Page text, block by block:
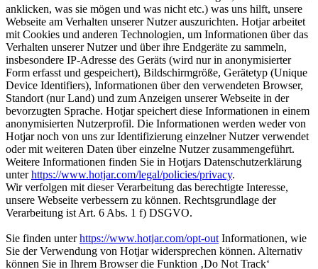
anklicken, was sie mögen und was nicht etc.) was uns hilft, unsere
Webseite am Verhalten unserer Nutzer auszurichten. Hotjar arbeitet
mit Cookies und anderen Technologien, um Informationen über das
Verhalten unserer Nutzer und über ihre Endgeräte zu sammeln,
insbesondere IP-Adresse des Geräts (wird nur in anonymisierter
Form erfasst und gespeichert), Bildschirmgröße, Gerätetyp (Unique
Device Identifiers), Informationen über den verwendeten Browser,
Standort (nur Land) und zum Anzeigen unserer Webseite in der
bevorzugten Sprache. Hotjar speichert diese Informationen in einem
anonymisierten Nutzerprofil. Die Informationen werden weder von
Hotjar noch von uns zur Identifizierung einzelner Nutzer verwendet
oder mit weiteren Daten über einzelne Nutzer zusammengeführt.
Weitere Informationen finden Sie in Hotjars Datenschutzerklärung
unterhttps://www.hotjar.com/legal/policies/privacy.
Wir verfolgen mit dieser Verarbeitung das berechtigte Interesse,
unsere Webseite verbessern zu können. Rechtsgrundlage der
Verarbeitung ist Art. 6 Abs. 1 f) DSGVO.
Sie finden unterhttps://www.hotjar.com/opt-out Informationen, wie
Sie der Verwendung von Hotjar widersprechen können. Alternativ
können Sie in Ihrem Browser die Funktion ‚Do Not Track‘